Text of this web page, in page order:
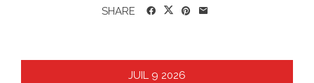
SHARE
JUIL 9 2026